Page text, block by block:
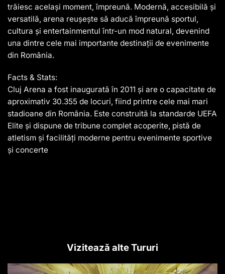
trăiesc același moment, împreună. Modernă, accesibilă și
versatilă, arena reușește să aducă împreună sportul,
cultura și entertainmentul într-un mod natural, devenind
una dintre cele mai importante destinații de evenimente
din România.
Facts & Stats:
Cluj Arena a fost inaugurată în 2011 și are o capacitate de
aproximativ 30.355 de locuri, fiind printre cele mai mari
stadioane din România. Este construită la standarde UEFA
Elite și dispune de tribune complet acoperite, pistă de
atletism și facilități moderne pentru evenimente sportive
și concerte
Vizitează alte Tururi